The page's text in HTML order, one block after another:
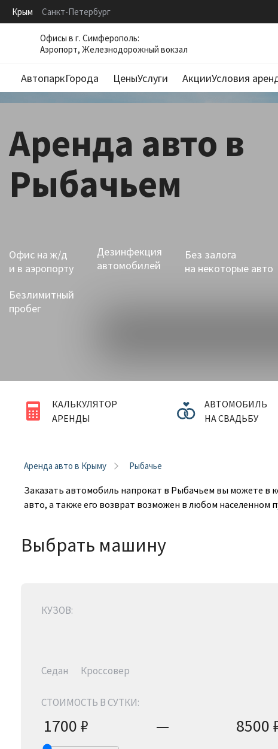
Крым Санкт-Петербург
Офисы в г. Симферополь:
Аэропорт, Железнодорожный вокзал
АвтопаркГорода
Симферополь
Бахчисарай
Белогорск
Гаспра
Джанкой
Евпатория
Керчь
Судак
Феодосия
Ялта
ЦеныУслуги
Долгосрочная аренда
Автомобили с водителем
Дополнительные услуги
АкцииУсловия
Аренда авто в
Рыбачьем
Офис на ж/д
и в аэропорту
Дезинфекция
автомобилей
Без залога
на некоторые авто
Безлимитный
пробег
КАЛЬКУЛЯТОР
АРЕНДЫ
АВТОМОБИЛЬ
НА СВАДЬБУ
Аренда авто в Крыму Рыбачье
Заказать автомобиль напрокат в Рыбачьем вы можете в
авто, а также его возврат возможен в любом населенном
Выбрать машину
КУЗОВ:
Седан Кроссовер
СТОИМОСТЬ В СУТКИ:
1700₽ — 8500